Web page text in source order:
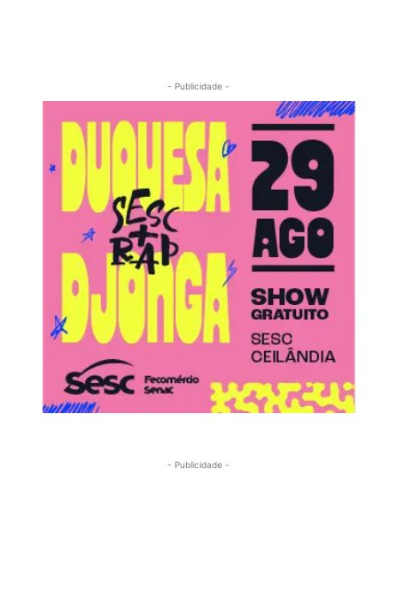
- Publicidade -
- Publicidade -